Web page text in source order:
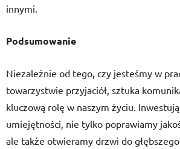
innymi.
Podsumowanie
Niezależnie od tego, czy jesteśmy w
towarzystwie przyjaciół, sztuka
kluczową rolę w naszym życiu.
umiejętności, nie tylko poprawiamy
ale także otwieramy drzwi do